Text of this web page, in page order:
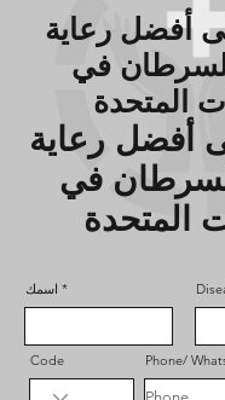
أفضل رعاية
في
المتحدة
اسمك
Code Phone/
أفضل رعاية
في
المتحدة